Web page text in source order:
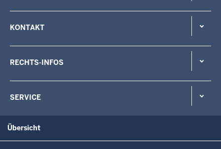
KONTAKT
RECHTS-INFOS
SERVICE
Übersicht